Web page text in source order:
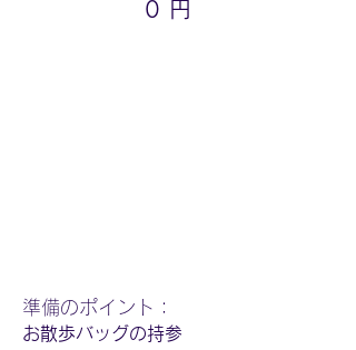
0 円
​準備のポイント：
お散歩バッグの持参